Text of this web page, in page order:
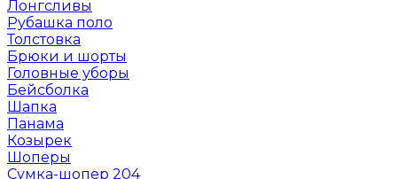
Лонгсливы
Рубашка поло
Толстовка
Брюки и шорты
Головные уборы
Бейсболка
Шапка
Панама
Козырек
Шоперы
Сумка-шопер 204